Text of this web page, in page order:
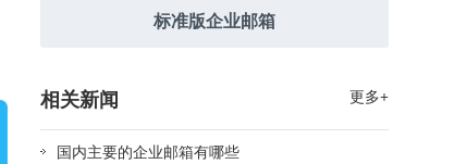
标准版企业邮箱
相关新闻 更多+
国内主要的企业邮箱有哪些